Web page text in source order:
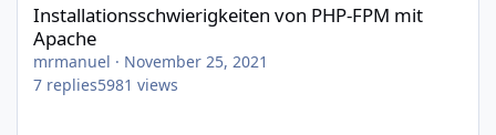
Installationsschwierigkeiten von PHP-FPM mit
Apache
mrmanuel · November 25, 2021
7 replies5981 views